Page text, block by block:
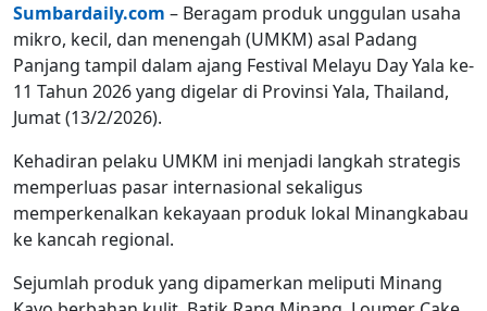
Sumbardaily.com – Beragam produk unggulan usaha
mikro, kecil, dan menengah (UMKM) asal Padang
Panjang tampil dalam ajang Festival Melayu Day Yala ke-
11 Tahun 2026 yang digelar di Provinsi Yala, Thailand,
Jumat (13/2/2026).
Kehadiran pelaku UMKM ini menjadi langkah strategis
memperluas pasar internasional sekaligus
memperkenalkan kekayaan produk lokal Minangkabau
ke kancah regional.
Sejumlah produk yang dipamerkan meliputi Minang